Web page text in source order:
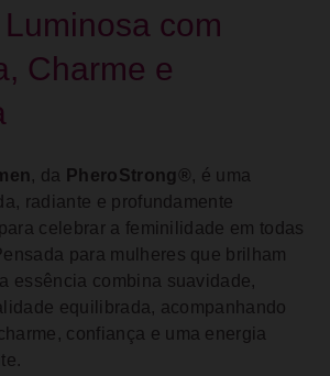
com
Charme e
, da PheroStrong®, é uma
radiante e profundamente
celebrar a feminilidade em todas
para mulheres que brilham
essência combina suavidade,
equilibrada, acompanhando
confiança e uma energia